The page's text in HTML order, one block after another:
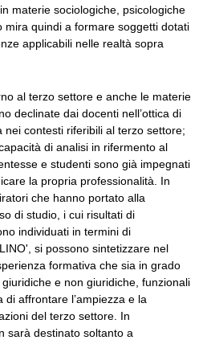
materie sociologiche, psicologiche
mira quindi a formare soggetti dotati
applicabili nelle realtà sopra
al terzo settore e anche le materie
declinate dai docenti nell’ottica di
nei contesti riferibili al terzo settore;
di analisi in rifermento al
e studenti sono già impegnati
la propria professionalità. In
che hanno portato alla
di studio, i cui risultati di
individuati in termini di
si possono sintetizzare nel
formativa che sia in grado
e non giuridiche, funzionali
affrontare l’ampiezza e la
del terzo settore. In
sarà destinato soltanto a